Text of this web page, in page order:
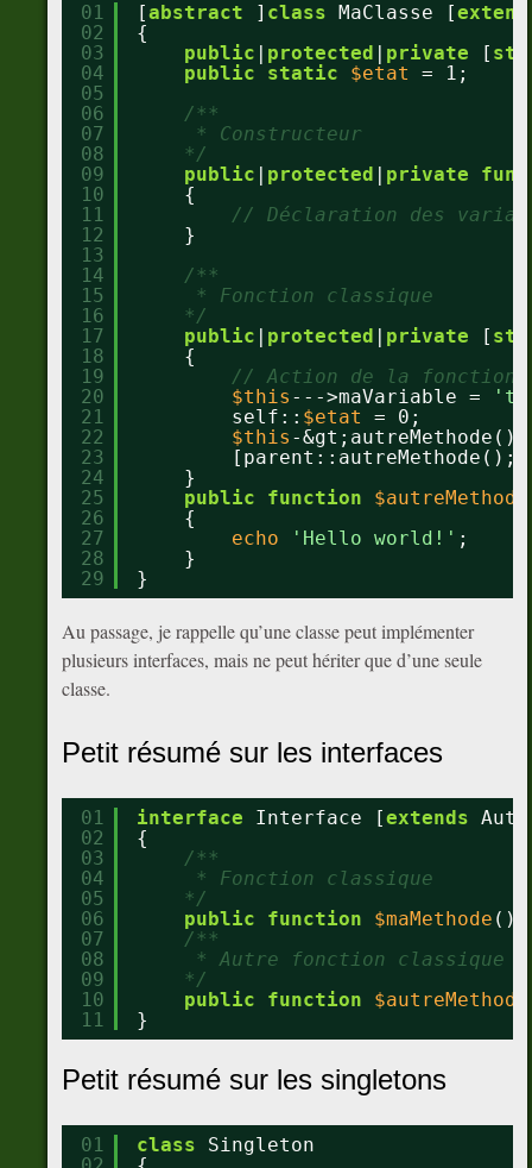
01
02
03
04
05
06
07
08
09
10
11
12
13
14
15
16
17
18
19
20
21
22
23
24
25
26
27
28
29
[abstract ] class MaClasse [
{
public | protected | private [
public
static $etat
= 1;
/**
* Constructeur
*/
public | protected | private
{
// Déclaration des
}
/**
* Fonction classique
*/
public | protected | private [
{
// Action de la fonction
$this --->maVariable =
self:: $etat
= 0;
$this -&gt;autreMethode();
[parent::autreMethode();]
}
public
function $autreMethode
{
echo
'Hello world!' ;
}
}
Au passage, je rappelle qu’une classe peut implémenter
plusieurs interfaces, mais ne peut hériter que d’une seule
classe.
Petit résumé sur les interfaces
01
02
03
04
05
06
07
08
09
10
11
interface Interface [extends
{
/**
* Fonction classique
*/
public
function $maMethode ();
/**
* Autre fonction classique
*/
public
function $autreMethode
}
Petit résumé sur les singletons
01
class
Singleton